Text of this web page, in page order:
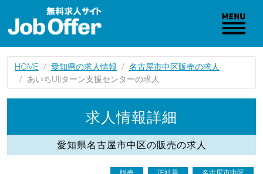
HOME 愛知県の求人情報
名古屋市中区販売の求人
あいちUIJターン支援センターの求人
求人情報詳細
愛知県名古屋市中区の販売の求人